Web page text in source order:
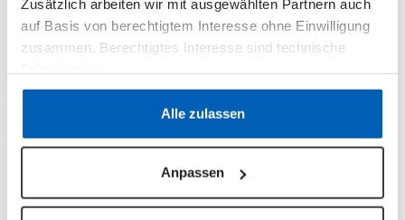
Zusätzlich arbeiten wir mit ausgewählten Partnern auch
auf Basis von berechtigtem Interesse ohne Einwilligung
zusammen. Berechtigtes Interesse sind technische
Datenschutzerklärung·Impressum
Alle zulassen
Anpassen
Vereinfache deine EEG-Prozesse durch die
automatische Synchronisierung offizieller
Netztransparenz mit deinen epilot